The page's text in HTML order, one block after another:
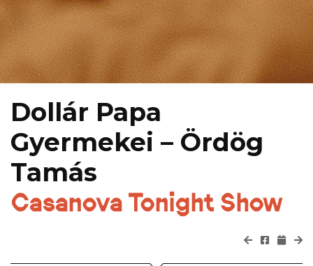
Dollár Papa
Gyermekei – Ördög
Tamás
Casanova Tonight Show